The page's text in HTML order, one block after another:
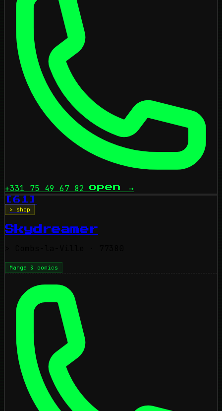
+331 75 49 67 82 open →
[61]
> shop
Skydreamer
Manga & comics